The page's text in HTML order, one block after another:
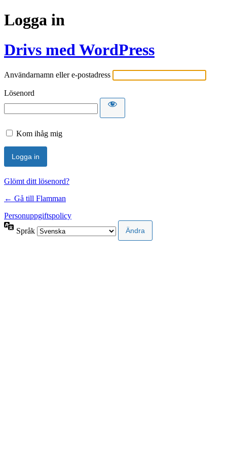
Logga in
Drivs med WordPress
Användarnamn eller e-postadress
Lösenord
Kom ihåg mig
Glömt ditt lösenord?
← Gå till Flamman
Personuppgiftspolicy
Språk